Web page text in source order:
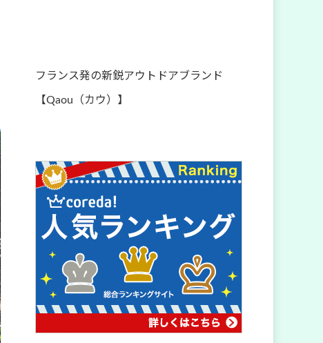
フランス発の新鋭アウトドアブランド
【Qaou（カウ）】